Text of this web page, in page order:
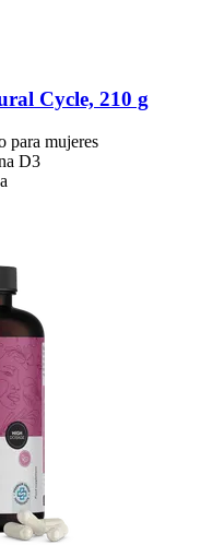
Cycle, 210 g
para mujeres
D3